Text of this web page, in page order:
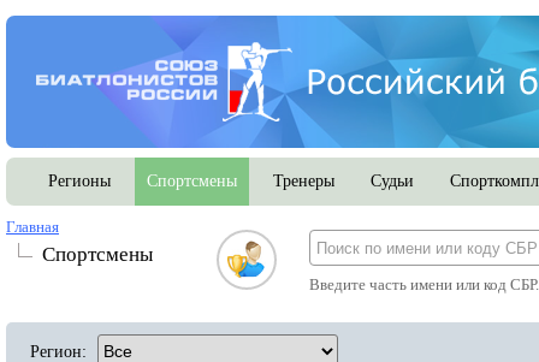
Регионы Спортсмены Тренеры Судьи
Главная
Спортсмены
Введите часть имени или код
Регион: